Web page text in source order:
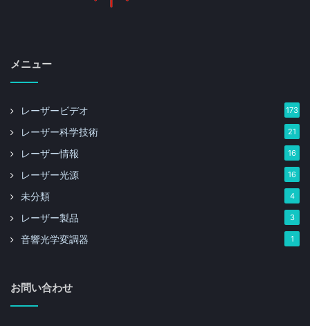
メニュー
レーザービデオ 173
レーザー科学技術 21
レーザー情報 16
レーザー光源 16
未分類 4
レーザー製品 3
音響光学変調器 1
お問い合わせ